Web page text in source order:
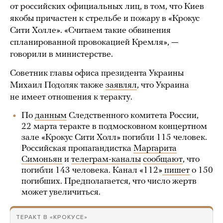
от российских официальных лиц, в том, что Киев
якобы причастен к стрельбе и пожару в «Крокус
Сити Холле». «Считаем такие обвинения
спланированной провокацией Кремля», —
говорили в министерстве.
Советник главы офиса президента Украины
Михаил Подоляк также заявлял, что Украина
не имеет отношения к теракту.
По данным Следственного комитета России,
22 марта теракте в подмосковном концертном
зале «Крокус Сити Холл» погибли 115 человек.
Российская пропагандистка Маргарита
Симоньян и телеграм-каналы сообщают, что
погибли 143 человека. Канал «112» пишет о 150
погибших. Предполагается, что число жертв
может увеличиться.
ТЕРАКТ В «КРОКУСЕ»